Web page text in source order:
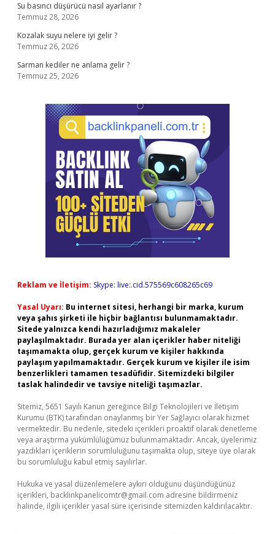
Su basıncı düşürücü nasıl ayarlanır ?
Temmuz 28, 2026
Kozalak suyu nelere iyi gelir ?
Temmuz 26, 2026
Sarman kediler ne anlama gelir ?
Temmuz 25, 2026
Reklam ve İletişim: Skype: live:.cid.575569c608265c69
Yasal Uyarı: Bu internet sitesi, herhangi bir marka, kurum
veya şahıs şirketi ile hiçbir bağlantısı bulunmamaktadır.
Sitede yalnızca kendi hazırladığımız makaleler
paylaşılmaktadır. Burada yer alan içerikler haber niteliği
taşımamakta olup, gerçek kurum ve kişiler hakkında
paylaşım yapılmamaktadır. Gerçek kurum ve kişiler ile isim
benzerlikleri tamamen tesadüfidir. Sitemizdeki bilgiler
taslak halindedir ve tavsiye niteliği taşımazlar.
Sitemiz, 5651 Sayılı Kanun gereğince Bilgi Teknolojileri ve İletişim
Kurumu (BTK) tarafından onaylanmış bir Yer Sağlayıcı olarak hizmet
vermektedir. Bu nedenle, sitedeki içerikleri proaktif olarak denetleme
veya araştırma yükümlülüğümüz bulunmamaktadır. Ancak, üyelerimiz
yazdıkları içeriklerin sorumluluğunu taşımakta olup, siteye üye olarak
bu sorumluluğu kabul etmiş sayılırlar.
Hukuka ve yasal düzenlemelere aykırı olduğunu düşündüğünüz
içerikleri, backlinkpanelicomtr@gmail.com adresine bildirmeniz
halinde, ilgili içerikler yasal süre içerisinde sitemizden kaldırılacaktır.